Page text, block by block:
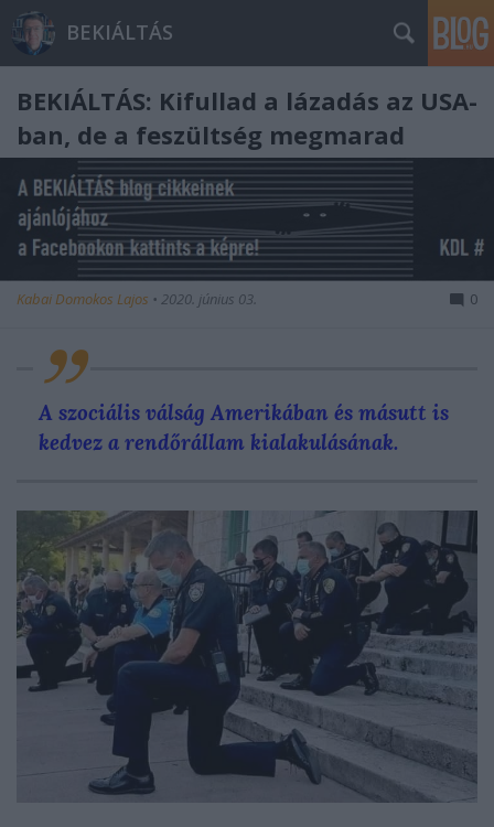
BEKIÁLTÁS
BEKIÁLTÁS: Kifullad a lázadás az USA-
ban, de a feszültség megmarad
Kabai Domokos Lajos • 2020. június 03. 0
A szociális válság Amerikában és másutt is
kedvez a rendőrállam kialakulásának.